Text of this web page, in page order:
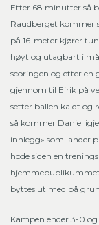
Etter 68 minutter så
Raudberget kommer
på 16-meter kjører
høyt og utagbart i
scoringen og etter en
gjennom til Eirik på
setter ballen kaldt og
så kommer Daniel
innlegg» som lander
hode siden en
byttes ut med på
Kampen ender 3-0